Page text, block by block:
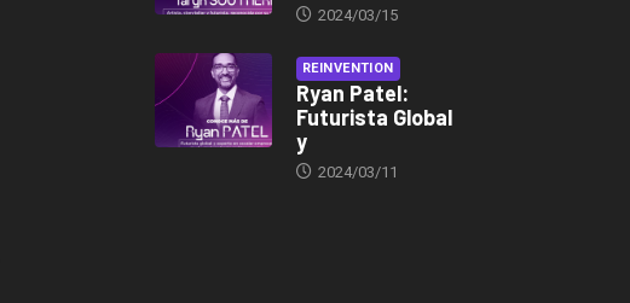
2024/03/15
REINVENTION
Ryan Patel:
Futurista Global
y
2024/03/11